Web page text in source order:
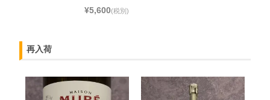
¥5,600(税別)
再入荷